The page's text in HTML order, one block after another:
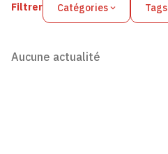
Filtrer Catégories Tags
Aucune actualité